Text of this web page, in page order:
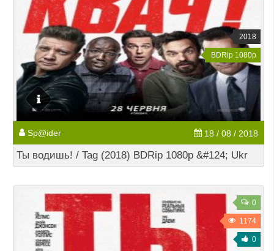
2018
BDRip 1080p
Sp@ider 18 / 08 / 2018
Ты водишь! / Tag (2018) BDRip 1080p &#124; Ukr
0
1174
0